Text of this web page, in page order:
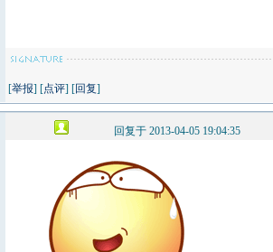
[举报] [点评] [回复]
回复于 2013-04-05 19:04:35